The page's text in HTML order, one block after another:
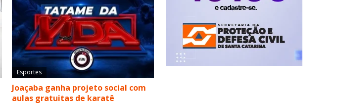
Esportes
Joaçaba ganha projeto social com
aulas gratuitas de karatê